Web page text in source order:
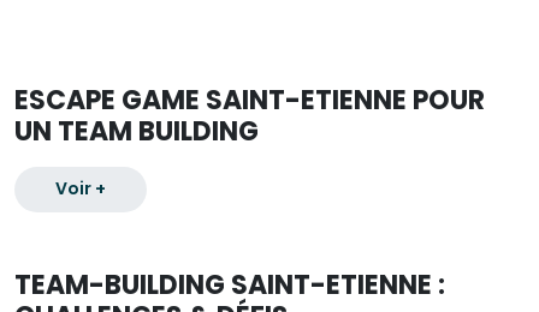
ESCAPE GAME SAINT-ETIENNE POUR
UN TEAM BUILDING
Voir +
TEAM-BUILDING SAINT-ETIENNE :